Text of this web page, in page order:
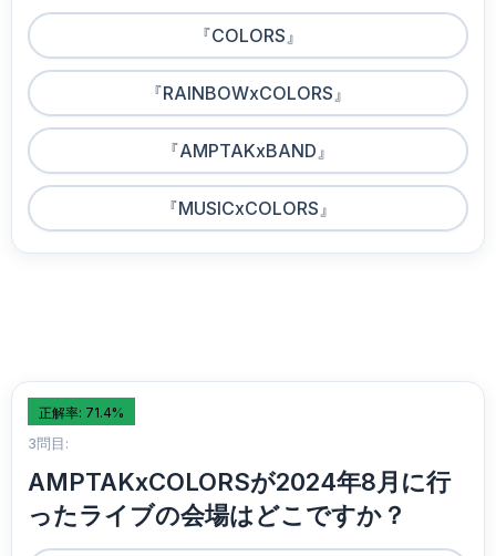
『COLORS』
『RAINBOWxCOLORS』
『AMPTAKxBAND』
『MUSICxCOLORS』
正解率: 71.4%
3問目:
AMPTAKxCOLORSが2024年8月に行
ったライブの会場はどこですか？